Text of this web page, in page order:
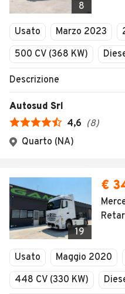
8
Usato Marzo 2023
500 CV (368 KW)
Descrizione
Autosud Srl
4,6 (8)
Quarto (NA)
19
€
Usato Maggio 2020
448 CV (330 KW)